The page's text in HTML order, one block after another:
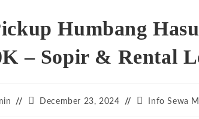
Humbang
– Sopir & Rental
PostDecember 23, 2024
PostInfo Sewa